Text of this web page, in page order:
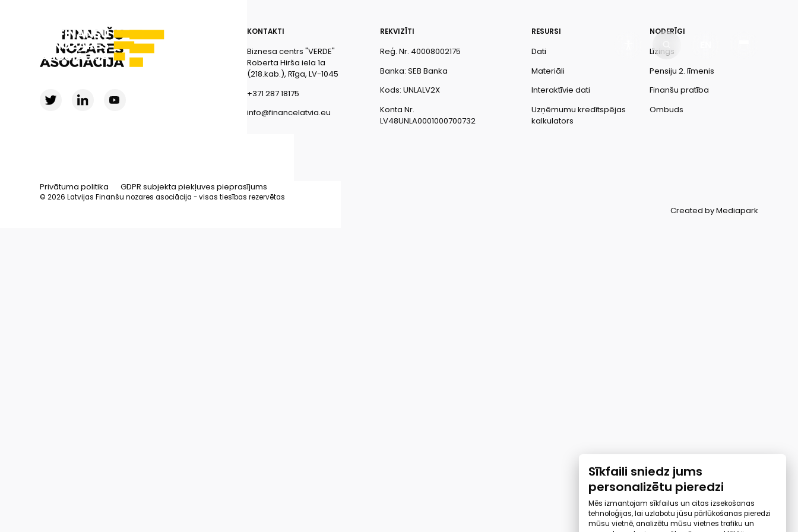
KONTAKTI
Biznesa centrs "VERDE"
Roberta Hirša iela 1a
(218.kab.), Rīga, LV-1045
+371 287 18175
info@financelatvia.eu
REKVIZĪTI
Reģ. Nr. 40008002175
Banka: SEB Banka
Kods: UNLALV2X
Konta Nr.
LV48UNLA0001000700732
RESURSI
Dati
Materiāli
Interaktīvie dati
Uzņēmumu kredītspējas
kalkulators
NODERĪGI
Līzings
Pensiju 2. līmenis
Finanšu pratība
Ombuds
Privātuma politika GDPR subjekta piekļuves pieprasījums
© 2026 Latvijas Finanšu nozares asociācija - visas tiesības rezervētas
Created by Mediapark
Sīkfaili sniedz jums
personalizētu pieredzi
Mēs izmantojam sīkfailus un citas izsekošanas
tehnoloģijas, lai uzlabotu jūsu pārlūkošanas pieredzi
mūsu vietnē, analizētu mūsu vietnes trafiku un